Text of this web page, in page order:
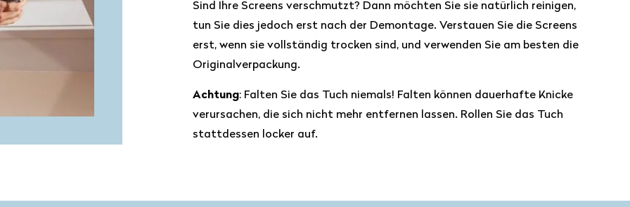
Sind Ihre Screens verschmutzt? Dann möchten Sie sie natürlich reinigen,
tun Sie dies jedoch erst nach der Demontage. Verstauen Sie die Screens
erst, wenn sie vollständig trocken sind, und verwenden Sie am besten die
Originalverpackung.
Achtung: Falten Sie das Tuch niemals! Falten können dauerhafte Knicke
verursachen, die sich nicht mehr entfernen lassen. Rollen Sie das Tuch
stattdessen locker auf.